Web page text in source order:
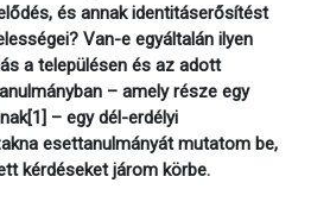
és annak identitáserősítést
Van-e egyáltalán ilyen
a településen és az adott
– amely része egy
– egy dél-erdélyi
esettanulmányát mutatom be,
kérdéseket járom körbe.